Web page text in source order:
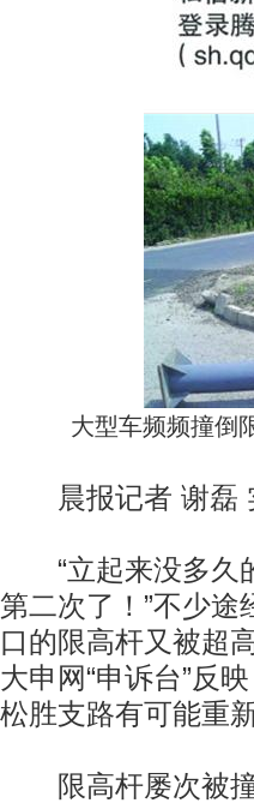
大型车频频撞倒
晨报记者 谢磊
“立起来没多久
第二次了！”不少
口的限高杆又被超
大申网“申诉台”反
松胜支路有可能重
限高杆屡次被